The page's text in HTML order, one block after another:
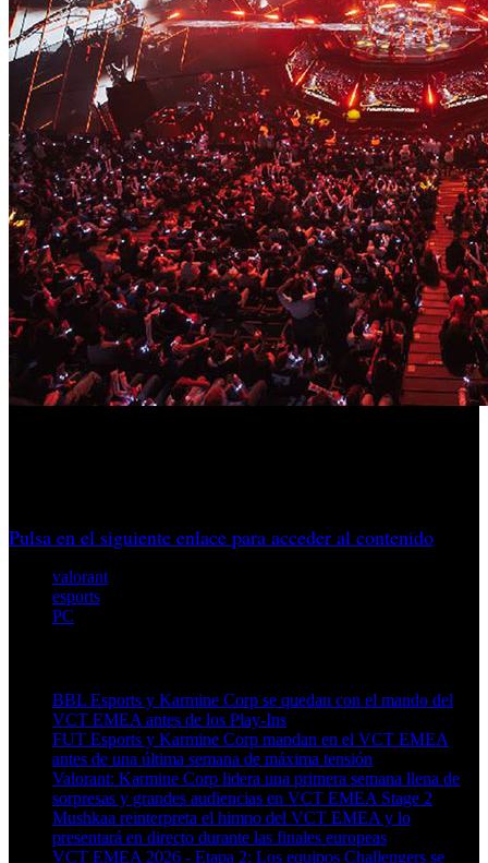
Pulsa en el siguiente enlace para acceder al contenido
valorant
esports
PC
BBL Esports y Karmine Corp se quedan con el mando del
VCT EMEA antes de los Play-Ins
FUT Esports y Karmine Corp mandan en el VCT EMEA
antes de una última semana de máxima tensión
Valorant: Karmine Corp lidera una primera semana llena de
sorpresas y grandes audiencias en VCT EMEA Stage 2
Mushkaa reinterpreta el himno del VCT EMEA y lo
presentará en directo durante las finales europeas
VCT EMEA 2026 - Etapa 2: Los equipos Challengers se